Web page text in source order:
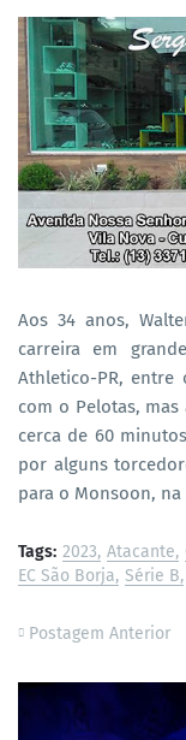
Aos 34 anos,
carreira em
Athletico-PR, entre
com o Pelotas,
cerca de 60
por alguns
para o Monsoon, na
Tags: 2023 Atacante
EC São Borja Série B
Postagem Anterior